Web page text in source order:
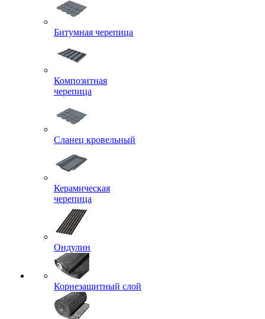
Битумная черепица
Композитная
черепица
Сланец кровельный
Керамическая
черепица
Ондулин
Корнезащитный слой